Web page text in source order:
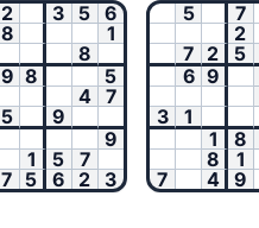
2 3 5
6
8
1
8
9 8
5
4
7
5
9
9
1 5
7
7 5 6 2 3
5 7
2
7 2 5
6 9
3
1
1
8
8
1
7
4 9